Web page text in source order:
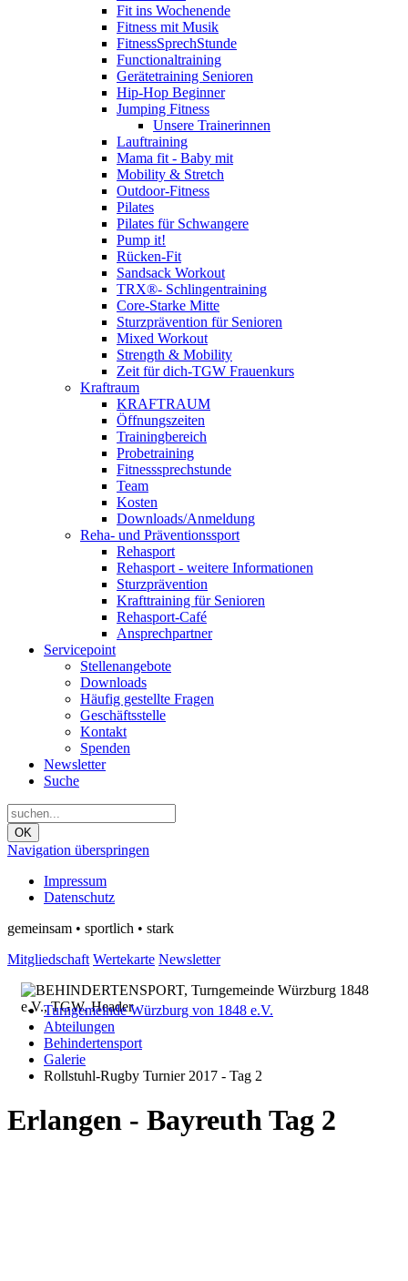
Fit ins Wochenende
Fitness mit Musik
FitnessSprechStunde
Functionaltraining
Gerätetraining Senioren
Hip-Hop Beginner
Jumping Fitness
Unsere Trainerinnen
Lauftraining
Mama fit - Baby mit
Mobility & Stretch
Outdoor-Fitness
Pilates
Pilates für Schwangere
Pump it!
Rücken-Fit
Sandsack Workout
TRX®- Schlingentraining
Core-Starke Mitte
Sturzprävention für Senioren
Mixed Workout
Strength & Mobility
Zeit für dich-TGW Frauenkurs
Kraftraum
KRAFTRAUM
Öffnungszeiten
Trainingbereich
Probetraining
Fitnesssprechstunde
Team
Kosten
Downloads/Anmeldung
Reha- und Präventionssport
Rehasport
Rehasport - weitere Informationen
Sturzprävention
Krafttraining für Senioren
Rehasport-Café
Ansprechpartner
Servicepoint
Stellenangebote
Downloads
Häufig gestellte Fragen
Geschäftsstelle
Kontakt
Spenden
Newsletter
Suche
OK
Navigation überspringen
Impressum
Datenschutz
gemeinsam • sportlich • stark
Mitgliedschaft Wertekarte Newsletter
Turngemeinde Würzburg von 1848 e.V.
Abteilungen
Behindertensport
Galerie
Rollstuhl-Rugby Turnier 2017 - Tag 2
Erlangen - Bayreuth Tag 2